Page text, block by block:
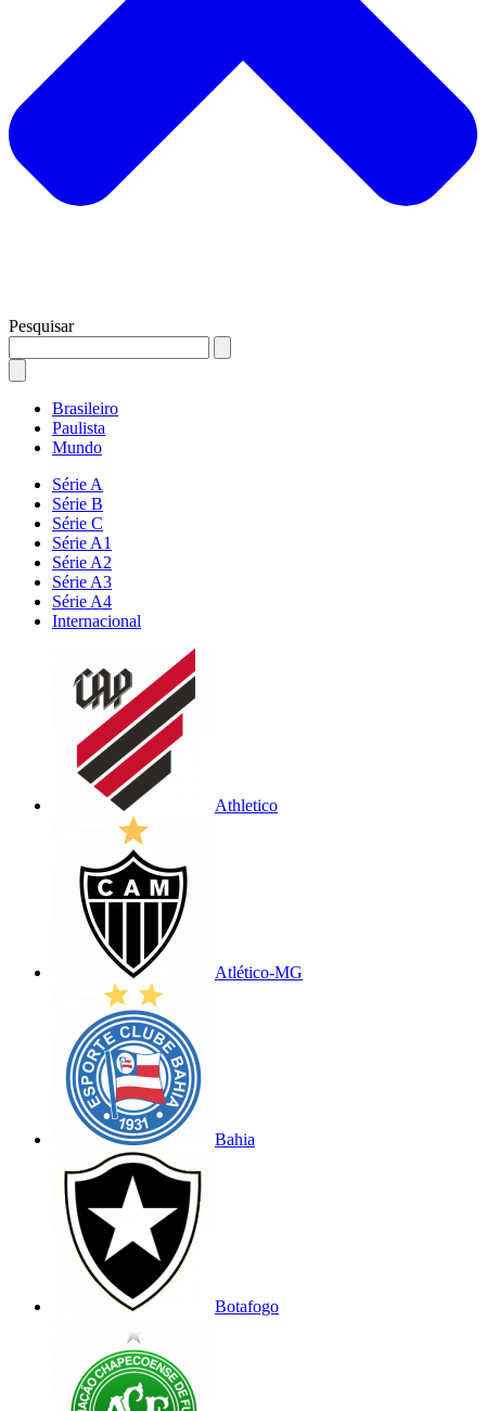
Pesquisar
Brasileiro
Paulista
Mundo
Série A
Série B
Série C
Série A1
Série A2
Série A3
Série A4
Internacional
Athletico
Atlético-MG
Bahia
Botafogo